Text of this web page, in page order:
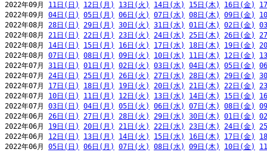
2022年09月 11日(日) 12日(月) 13日(火) 14日(水) 15日(木) 16日(金)
2022年09月 04日(日) 05日(月) 06日(火) 07日(水) 08日(木) 09日(金)
2022年08月 28日(日) 29日(月) 30日(火) 31日(水) 01日(木) 02日(金)
2022年08月 21日(日) 22日(月) 23日(火) 24日(水) 25日(木) 26日(金)
2022年08月 14日(日) 15日(月) 16日(火) 17日(水) 18日(木) 19日(金)
2022年08月 07日(日) 08日(月) 09日(火) 10日(水) 11日(木) 12日(金)
2022年07月 31日(日) 01日(月) 02日(火) 03日(水) 04日(木) 05日(金)
2022年07月 24日(日) 25日(月) 26日(火) 27日(水) 28日(木) 29日(金)
2022年07月 17日(日) 18日(月) 19日(火) 20日(水) 21日(木) 22日(金)
2022年07月 10日(日) 11日(月) 12日(火) 13日(水) 14日(木) 15日(金)
2022年07月 03日(日) 04日(月) 05日(火) 06日(水) 07日(木) 08日(金)
2022年06月 26日(日) 27日(月) 28日(火) 29日(水) 30日(木) 01日(金)
2022年06月 19日(日) 20日(月) 21日(火) 22日(水) 23日(木) 24日(金)
2022年06月 12日(日) 13日(月) 14日(火) 15日(水) 16日(木) 17日(金)
2022年06月 05日(日) 06日(月) 07日(火) 08日(水) 09日(木) 10日(金)